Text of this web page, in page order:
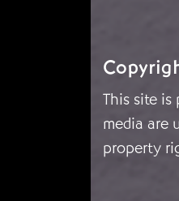
This site
media are
property